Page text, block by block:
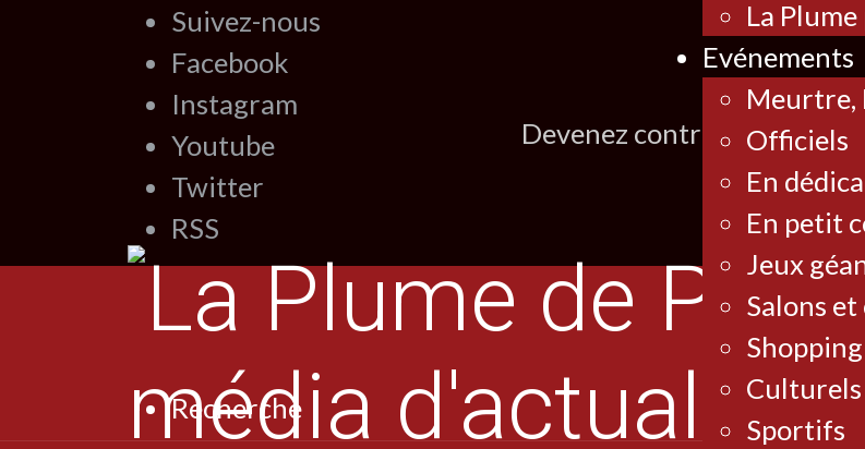
Suivez-nous
Facebook
Instagram
Youtube
Twitter
RSS
Devenez contributeur et
Recherche
La
Evénements
Meurtre,
Officiels
En
En petit
Jeux
Salons
Shopping
Culturels
Sportifs